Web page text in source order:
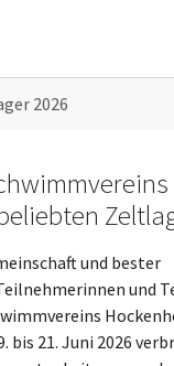
2026
und bester
und
bis 21. Juni 2026